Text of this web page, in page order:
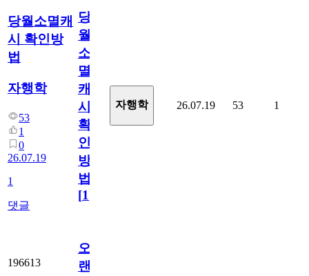
당월소멸캐
시 확인방
법
자행학
53
1
0
26.07.19
1
댓글
당
월
소
멸
캐
시
확
인
방
법
[1]
자행학 26.07.19 53 1
196613
오
랜